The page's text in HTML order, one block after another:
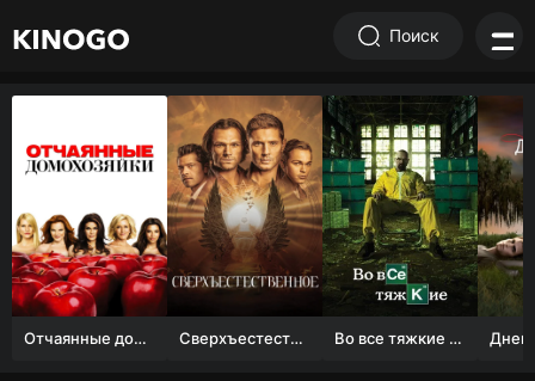
Поиск
Отчаянные домохозяйки (1 сезон) Сверхъестественное Во все тяжкие 1-5 сезон